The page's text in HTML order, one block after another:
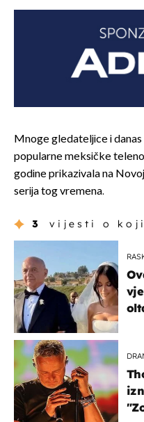
Mnoge gledateljice i
popularne meksičke
godine prikazivala na
serija tog vremena.
3 vijesti o